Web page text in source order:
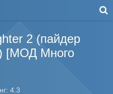
2 (пайдер
[МОД Много
4.3